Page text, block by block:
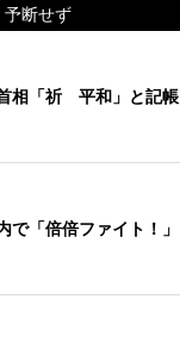
予断せず
相「祈 平和」と記帳
で「倍倍ファイト！」